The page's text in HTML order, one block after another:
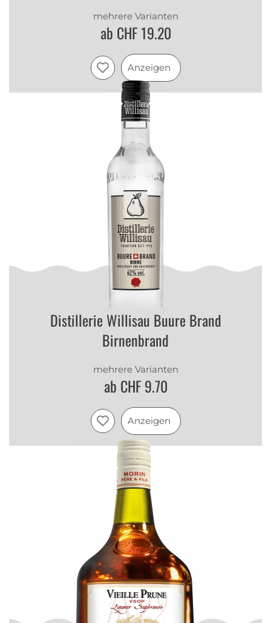
mehrere Varianten
ab CHF 19.20
Anzeigen
Distillerie Willisau Buure Brand
Birnenbrand
mehrere Varianten
ab CHF 9.70
Anzeigen